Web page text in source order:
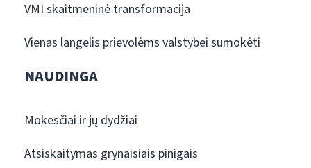
VMI skaitmeninė transformacija
Vienas langelis prievolėms valstybei sumokėti
NAUDINGA
Mokesčiai ir jų dydžiai
Atsiskaitymas grynaisiais pinigais